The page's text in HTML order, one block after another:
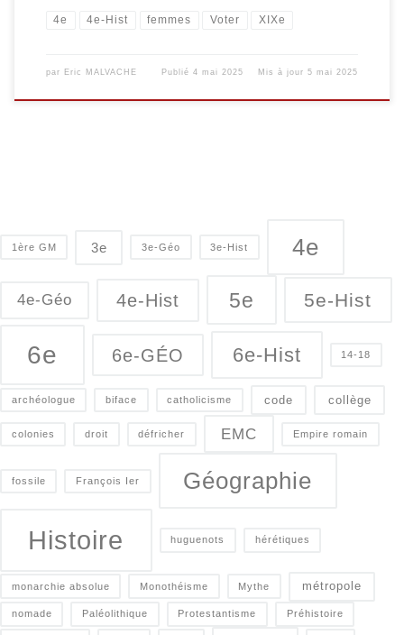
4e 4e-Hist femmes Voter XIXe
par Eric MALVACHE Publié4 mai 2025 Mis à jour5 mai 2025
1ère GM 3e 3e-Géo 3e-Hist 4e
4e-Géo 4e-Hist 5e 5e-Hist
6e 6e-GÉO 6e-Hist 14-18
archéologue biface catholicisme code collège
colonies droit défricher EMC Empire romain
fossile François Ier Géographie
Histoire huguenots hérétiques
monarchie absolue Monothéisme Mythe métropole
nomade Paléolithique Protestantisme Préhistoire